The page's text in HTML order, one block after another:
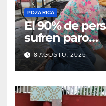
POZA RICA
El 90% de
sufren paro
8 AGOSTO, 2026